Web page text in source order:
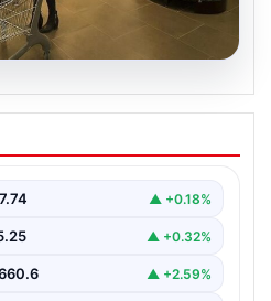
zaman
TÜİK mart ayı
▲ +0.18%
▲ +0.32%
▲ +2.59%